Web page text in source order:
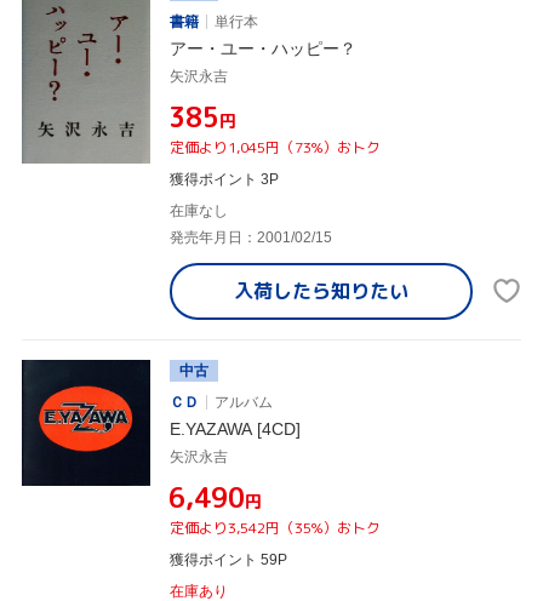
書籍
単行本
アー・ユー・ハッピー？
矢沢永吉
¥385円
定価より1,045円（73%）おトク
獲得ポイント 3P
在庫なし
発売年月日：2001/02/15
入荷したら知りたい
中古
ＣＤ
アルバム
E.YAZAWA [4CD]
矢沢永吉
¥6,490円
定価より3,542円（35%）おトク
獲得ポイント 59P
在庫あり